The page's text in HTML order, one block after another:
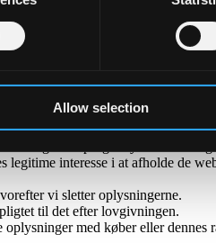
Allow selection
art. 6, stk. 1, litra f).
den virksomhed, du
de fleste tilfælde dine oplysninger
til det efter lovgivningen.
med køber eller dennes rådgiver.
du blive bedt om at give
dig efterspurgte nyhedsbreve
interesse i at afholde de
vi sletter oplysningerne.
til det efter lovgivningen.
med køber eller dennes